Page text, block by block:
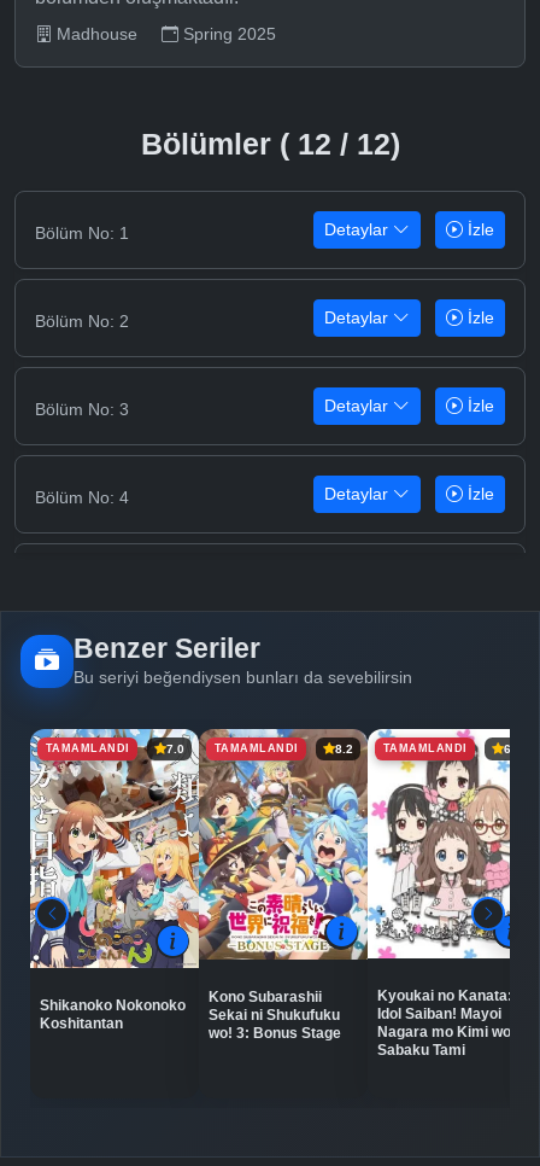
Madhouse Spring 2025
Bölümler ( 12 / 12)
Bölüm No: 1 Detaylar İzle
Bölüm No: 2 Detaylar İzle
Bölüm No: 3 Detaylar İzle
Bölüm No: 4 Detaylar İzle
Bölüm No: 6 Detaylar
Bölüm No: 7 Detaylar İzle
Bölüm No: 8 Detaylar İzle
Bölüm No: 9 Detaylar İzle
Bölüm No: 10 Detaylar İzle
Benzer Seriler
Bu seriyi beğendiysen bunları da sevebilirsin
TAMAMLANDI 7.0
Shikanoko Nokonoko
Koshitantan
TAMAMLANDI 8.2
Kono Subarashii
Sekai ni Shukufuku
wo! 3: Bonus Stage
TAMAMLANDI 6.5
Kyoukai no Kanata:
Idol Saiban! Mayoi
Nagara mo Kimi wo
Sabaku Tami